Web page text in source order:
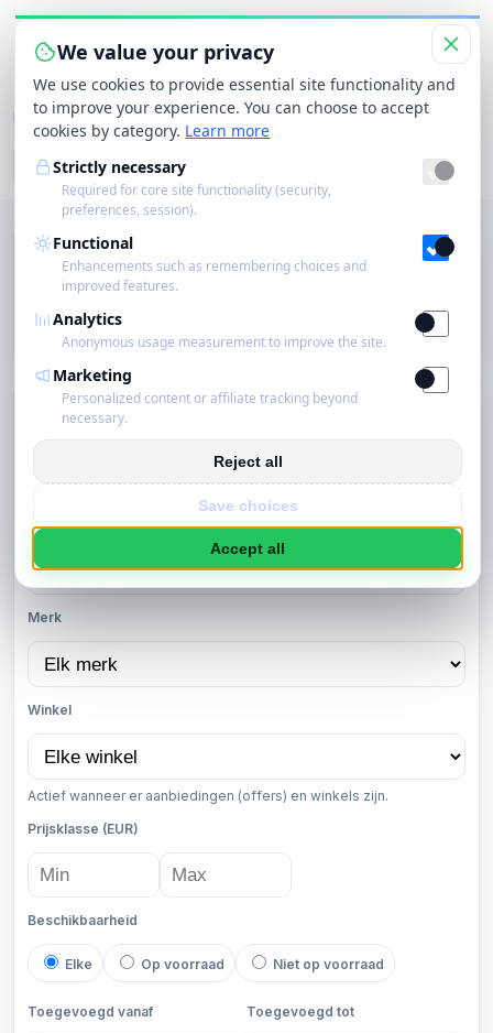
We value your privacy
We use cookies to provide essential site functionality and
to improve your experience. You can choose to accept
cookies by category. Learn more
Strictly necessary
Required for core site functionality (security,
preferences, session).
Functional
Enhancements such as remembering choices and
improved features.
Analytics
Anonymous usage measurement to improve the site.
Marketing
Personalized content or affiliate tracking beyond
necessary.
Reject all
Save choices
Accept all
Startpagina
Schoonmakers
Blog
Over ons
Contact
Categorieën Merken Winkels Producten
Zoekbereik
Zoeken
Home›Categorieën
Dishwashing
Filters ⤵
Filteren & sorteren
Sorteren
Merk
Winkel
Actief wanneer er aanbiedingen (offers) en winkels zijn.
Prijsklasse (EUR)
Beschikbaarheid
Elke Op voorraad Niet op voorraad
Toegevoegd vanaf Toegevoegd tot